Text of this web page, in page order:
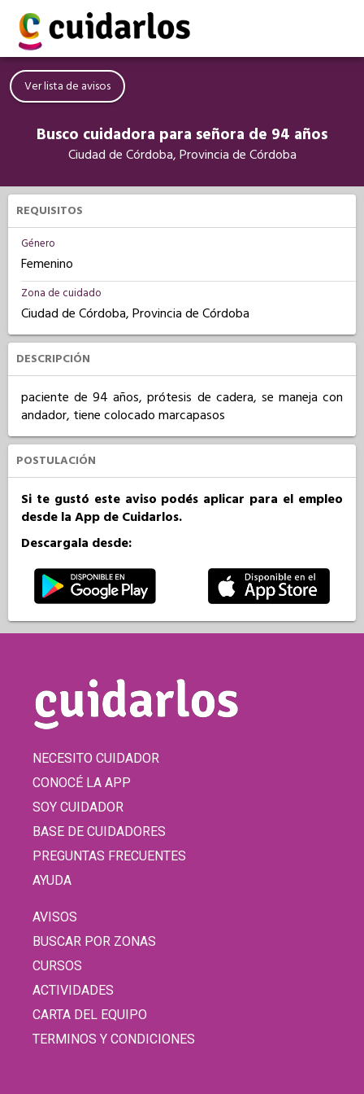
Ver lista de avisos
Busco cuidadora para señora de 94 años
Ciudad de Córdoba, Provincia de Córdoba
REQUISITOS
Género
Femenino
Zona de cuidado
Ciudad de Córdoba, Provincia de Córdoba
DESCRIPCIÓN
paciente de 94 años, prótesis de cadera, se maneja con
andador, tiene colocado marcapasos
POSTULACIÓN
Si te gustó este aviso podés aplicar para el empleo
desde la App de Cuidarlos.
Descargala desde:
NECESITO CUIDADOR
CONOCÉ LA APP
SOY CUIDADOR
BASE DE CUIDADORES
PREGUNTAS FRECUENTES
AYUDA
AVISOS
BUSCAR POR ZONAS
CURSOS
ACTIVIDADES
CARTA DEL EQUIPO
TERMINOS Y CONDICIONES